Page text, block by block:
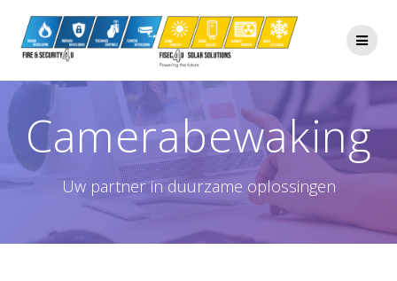
naar
de
inhoud
Camerabewaking
Uw partner in duurzame oplossingen